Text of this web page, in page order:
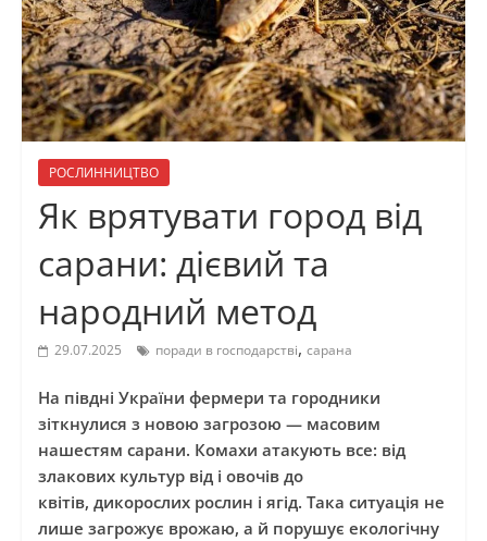
РОСЛИННИЦТВО
Як врятувати город від
сарани: дієвий та
народний метод
29.07.2025 поради в господарстві, сарана
На півдні України фермери та городники
зіткнулися з новою загрозою — масовим
нашестям сарани. Комахи атакують все: від
злакових культур від і овочів до
квітів, дикорослих рослин і ягід. Така ситуація не
лише загрожує врожаю, а й порушує екологічну